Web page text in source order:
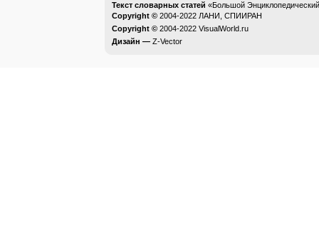
Текст словарных статей «Большой
Copyright © 2004-2022 ЛАНИ, СПИИРАН
Copyright © 2004-2022 VisualWorld.ru
Дизайн — Z-Vector